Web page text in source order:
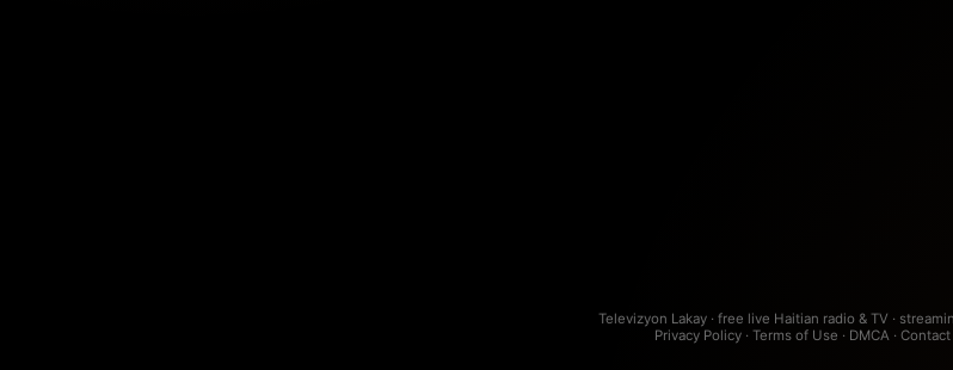
Televizyon Lakay · free live Haitian radio & TV ·
Privacy Policy · Terms of Use · DMCA · Contact